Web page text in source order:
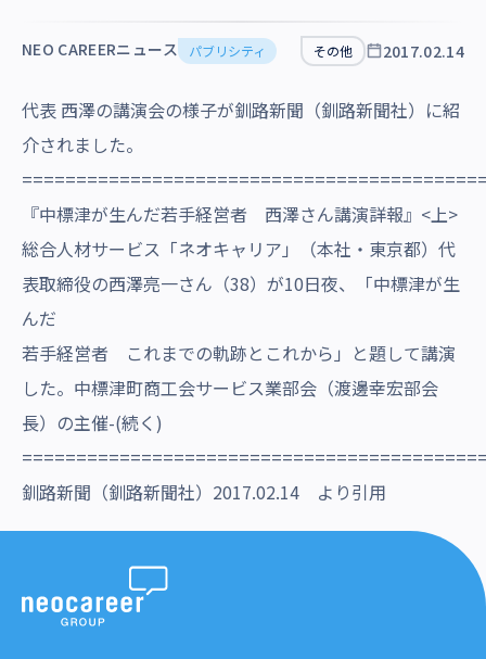
NEO CAREERニュース パブリシティ その他 2017.02.14
代表 西澤の講演会の様子が釧路新聞（釧路新聞社）に紹
介されました。
『中標津が生んだ若手経営者 西澤さん講演詳報』<上>
総合人材サービス「ネオキャリア」（本社・東京都）代
表取締役の西澤亮一さん（38）が10日夜、「中標津が生
んだ
若手経営者 これまでの軌跡とこれから」と題して講演
した。中標津町商工会サービス業部会（渡邊幸宏部会
長）の主催-(続く)
釧路新聞（釧路新聞社）2017.02.14 より引用